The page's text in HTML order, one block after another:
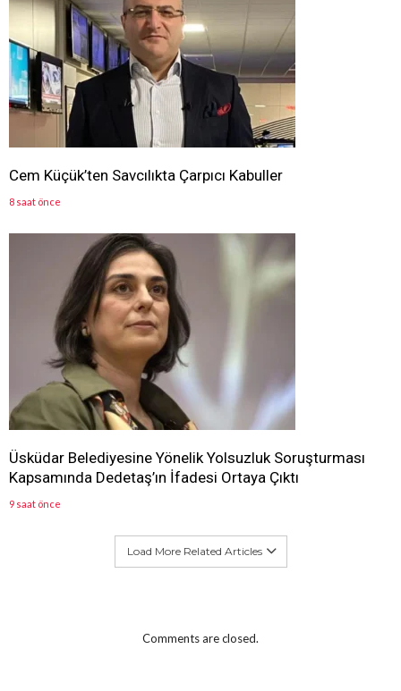
Cem Küçük’ten Savcılıkta Çarpıcı Kabuller
8 saat önce
Üsküdar Belediyesine Yönelik Yolsuzluk Soruşturması
Kapsamında Dedetaş’ın İfadesi Ortaya Çıktı
9 saat önce
Load More Related Articles
Comments are closed.